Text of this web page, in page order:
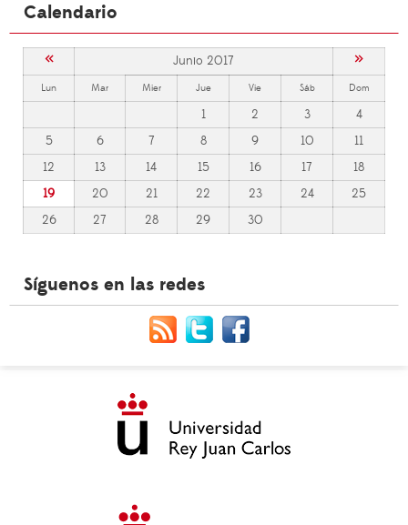
Calendario
« Junio 2017 »
Lun Mar Mier Jue Vie Sáb Dom
1 2 3
4
5
6 7 8 9 10
11
12
13 14 15 16 17
18
19
20 21 22 23 24
25
26
27 28 29 30
Síguenos en las redes